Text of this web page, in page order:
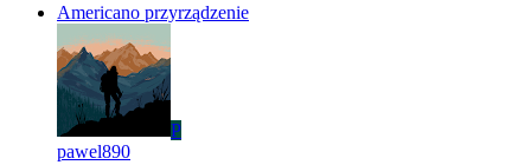
Americano przyrządzenie
P
pawel890